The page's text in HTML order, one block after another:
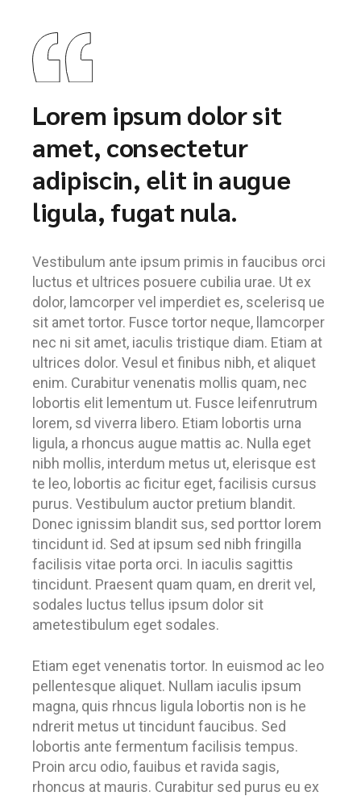
Lorem ipsum dolor sit
amet, consectetur
adipiscin, elit in augue
ligula, fugat nula.
Vestibulum ante ipsum primis in faucibus orci
luctus et ultrices posuere cubilia urae. Ut ex
dolor, lamcorper vel imperdiet es, scelerisq ue
sit amet tortor. Fusce tortor neque, llamcorper
nec ni sit amet, iaculis tristique diam. Etiam at
ultrices dolor. Vesul et finibus nibh, et aliquet
enim. Curabitur venenatis mollis quam, nec
lobortis elit lementum ut. Fusce leifenrutrum
lorem, sd viverra libero. Etiam lobortis urna
ligula, a rhoncus augue mattis ac. Nulla eget
nibh mollis, interdum metus ut, elerisque est
te leo, lobortis ac ficitur eget, facilisis cursus
purus. Vestibulum auctor pretium blandit.
Donec ignissim blandit sus, sed porttor lorem
tincidunt id. Sed at ipsum sed nibh fringilla
facilisis vitae porta orci. In iaculis sagittis
tincidunt. Praesent quam quam, en drerit vel,
sodales luctus tellus ipsum dolor sit
ametestibulum eget sodales.
Etiam eget venenatis tortor. In euismod ac leo
pellentesque aliquet. Nullam iaculis ipsum
magna, quis rhncus ligula lobortis non is he
ndrerit metus ut tincidunt faucibus. Sed
lobortis ante fermentum facilisis tempus.
Proin arcu odio, fauibus et ravida sagis,
rhoncus at mauris. Curabitur sed purus eu ex